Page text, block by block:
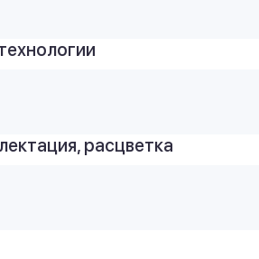
расцветка